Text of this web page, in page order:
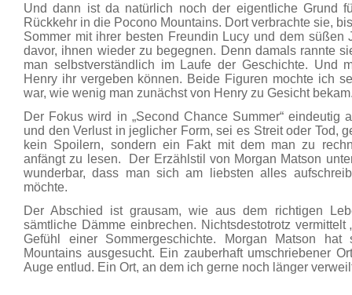
Und dann ist da natürlich noch der eigentliche Grund
Rückkehr in die Pocono Mountains. Dort verbrachte sie,
Sommer mit ihrer besten Freundin Lucy und dem süßen
davor, ihnen wieder zu begegnen. Denn damals rannte
man selbstverständlich im Laufe der Geschichte. Und
Henry ihr vergeben können. Beide Figuren mochte ich
war, wie wenig man zunächst von Henry zu Gesicht
Der Fokus wird in „Second Chance Summer“ eindeutig
und den Verlust in jeglicher Form, sei es Streit oder Tod,
kein Spoilern, sondern ein Fakt mit dem man zu
anfängt zu lesen. Der Erzählstil von Morgan Matson
wunderbar, dass man sich am liebsten alles
möchte.
Der Abschied ist grausam, wie aus dem richtigen
sämtliche Dämme einbrechen. Nichtsdestotrotz vermittelt
Gefühl einer Sommergeschichte. Morgan Matson
Mountains ausgesucht. Ein zauberhaft umschriebener
Auge entlud. Ein Ort, an dem ich gerne noch länger